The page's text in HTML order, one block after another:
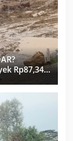
Rp87,34
dan